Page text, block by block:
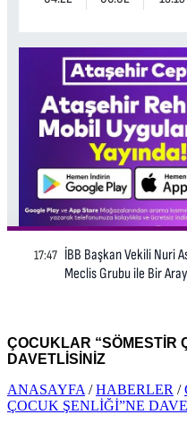
ÇOCUKLAR “SÖMESTİR
DAVETLİSİNİZ
ANASAYFA /HABERLER /
ÇOCUK ŞENLİĞİ”NE